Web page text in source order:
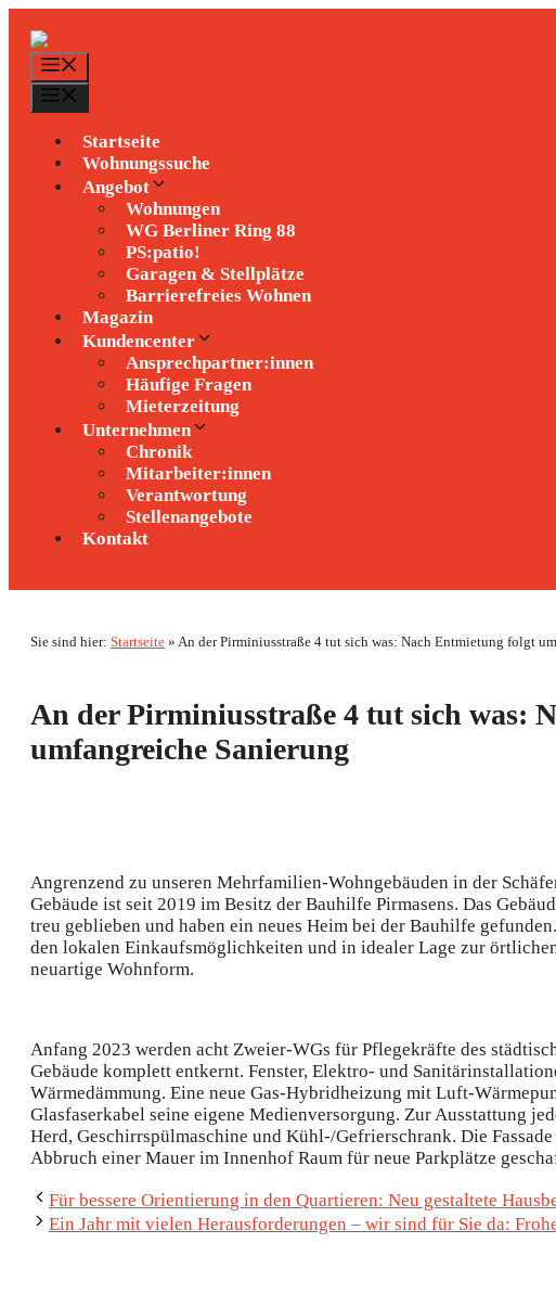
Inhalt
springen
Startseite
Wohnungssuche
Angebot
Wohnungen
WG Berliner Ring 88
PS:patio!
Garagen & Stellplätze
Barrierefreies Wohnen
Magazin
Kundencenter
Ansprechpartner:innen
Häufige Fragen
Mieterzeitung
Unternehmen
Chronik
Mitarbeiter:innen
Verantwortung
Stellenangebote
Kontakt
Sie sind hier: Startseite » An der Pirminiusstraße 4 tut sich was: Nach Entmietung folgt
An der Pirminiusstraße 4 tut sich was:
umfangreiche Sanierung
Angrenzend zu unseren Mehrfamilien-Wohngebäuden in der
Gebäude ist seit 2019 im Besitz der Bauhilfe Pirmasens. Das
treu geblieben und haben ein neues Heim bei der Bauhilfe
den lokalen Einkaufsmöglichkeiten und in idealer Lage zur
neuartige Wohnform.
Anfang 2023 werden acht Zweier-WGs für Pflegekräfte des
Gebäude komplett entkernt. Fenster, Elektro- und
Wärmedämmung. Eine neue Gas-Hybridheizung mit Luft-
Glasfaserkabel seine eigene Medienversorgung. Zur Ausstattung
Herd, Geschirrspülmaschine und Kühl-/Gefrierschrank. Die
Abbruch einer Mauer im Innenhof Raum für neue Parkplätze
Für bessere Orientierung in den Quartieren: Neu gestaltete
Ein Jahr mit vielen Herausforderungen – wir sind für Sie da: